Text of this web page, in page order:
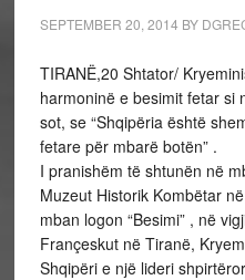
SEPTEMBER 20, 2014 BY
TIRANË,20 Shtator/
harmoninë e besimit fetar si
sot, se “Shqipëria është
fetare për mbarë botën” .
I pranishëm të shtunën në
Muzeut Historik Kombëtar
mban logon “Besimi” , në
Françeskut në Tiranë,
Shqipëri e një lideri